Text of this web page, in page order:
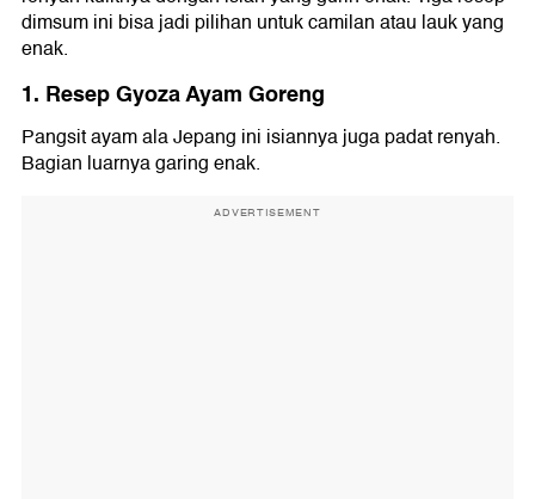
dimsum ini bisa jadi pilihan untuk camilan atau lauk yang
enak.
1. Resep Gyoza Ayam Goreng
Pangsit ayam ala Jepang ini isiannya juga padat renyah.
Bagian luarnya garing enak.
ADVERTISEMENT